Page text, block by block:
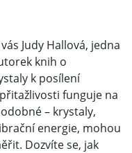
Judy Hallová, jedna
knih o
k posílení
funguje na
– krystaly,
energie, mohou
Dozvíte se, jak